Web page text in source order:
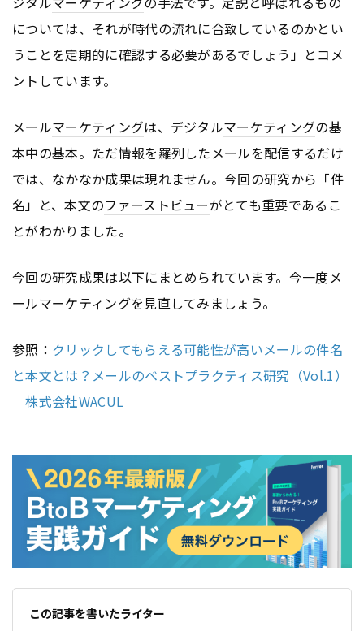
については、それが時代の流れに合致しているのかとい
うことを定期的に確認する必要があるでしょう」とコメ
ントしています。
メールマーケティングは、デジタルマーケティングの基
本中の基本。ただ情報を羅列したメールを配信するだけ
では、なかなか成果は現れません。今回の研究から「件
名」と、本文のファーストビューがとても重要であるこ
とがわかりました。
今回の研究成果は以下にまとめられています。今一度メ
ールマーケティングを見直してみましょう。
参照： クリックしてもらえる可能性が高いメールの件名
と本文とは？メールのベストプラクティス研究（Vol.1）
｜株式会社WACUL
この記事を書いたライター